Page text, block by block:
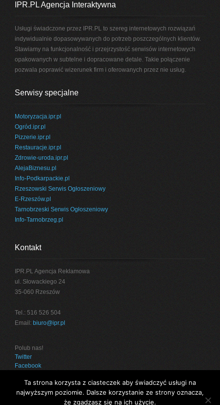
IPR.PL Agencja Interaktywna
Usługi świadczone przez IPR.PL to szereg internetowych rozwiązań
indywidualnie dopasowywanych do potrzeb poszczególnych klientów.
Stawiamy na funkcjonalność i przejrzystość serwisów internetowych
opakowanych w subtelne i dopracowane detale. Takie połączenie
pozwala poprawić wizerunek firm i oferowanych przez nie usług.
Serwisy specjalne
Motoryzacja.ipr.pl
Ogród.ipr.pl
Pizzerie.ipr.pl
Restauracje.ipr.pl
Zdrowie-uroda.ipr.pl
AlejaBiznesu.pl
Info-Podkarpackie.pl
Rzeszowski Serwis Ogłoszeniowy
E-Rzeszów.pl
Tarnobrzeski Serwis Ogłoszeniowy
Info-Tarnobrzeg.pl
Kontakt
IPR.PL Agencja Reklamowa
ul. Słowackiego 24
35-060 Rzeszów
Tel.: 516 526 504
Email: biuro@ipr.pl
Polub nas!
Twitter
Facebook
Ta strona korzysta z ciasteczek aby świadczyć usługi na
najwyższym poziomie. Dalsze korzystanie ze strony oznacza,
że zgadzasz się na ich użycie.